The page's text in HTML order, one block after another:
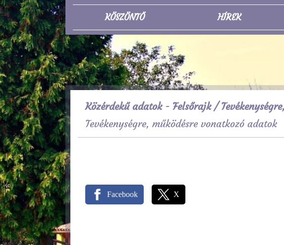
KÖSZÖNTŐ HÍREK
Közérdekű adatok - Felsőrajk/
Tevékenységre, működésre vonatkozó adatok
Facebook X